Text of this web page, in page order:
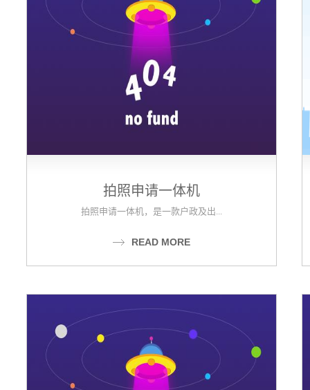
拍照申请一体机
拍照申请一体机，是一款户政及出...
READ MORE